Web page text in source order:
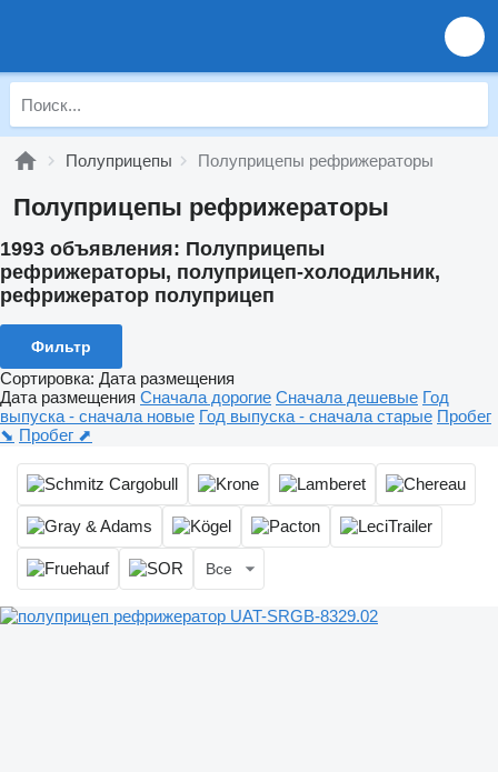
Полуприцепы Полуприцепы рефрижераторы
Полуприцепы рефрижераторы
1993 объявления: Полуприцепы
рефрижераторы, полуприцеп-холодильник,
рефрижератор полуприцеп
Фильтр
Сортировка: Дата размещения
Дата размещения Сначала дорогие Сначала дешевые Год
выпуска - сначала новые Год выпуска - сначала старые Пробег
⬊ Пробег ⬈
Все